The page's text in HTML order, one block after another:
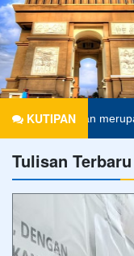
KUTIPAN
Pendidikan
Tulisan Terbaru